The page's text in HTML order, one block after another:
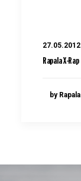
27.05.2012
Rapala X-Rap
by Rapala